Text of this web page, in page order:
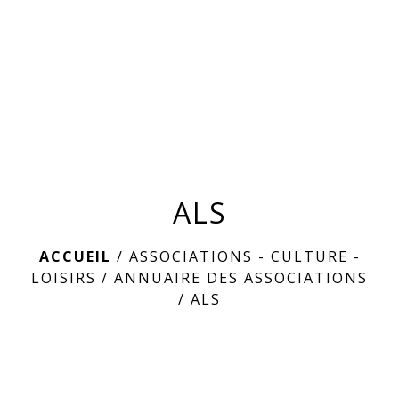
ALS
ACCUEIL / ASSOCIATIONS - CULTURE -
LOISIRS / ANNUAIRE DES ASSOCIATIONS
/ ALS